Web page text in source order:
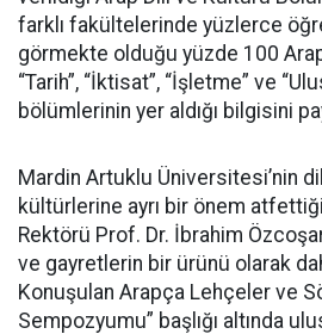
farklı fakültelerinde yüzlerce
görmekte olduğu yüzde 100
“Tarih”, “İktisat”, “İşletme” ve
bölümlerinin yer aldığı bilgisini
Mardin Artuklu Üniversitesi’nin
kültürlerine ayrı bir önem
Rektörü Prof. Dr. İbrahim
ve gayretlerin bir ürünü olarak
Konuşulan Arapça Lehçeler ve
Sempozyumu” başlığı altında